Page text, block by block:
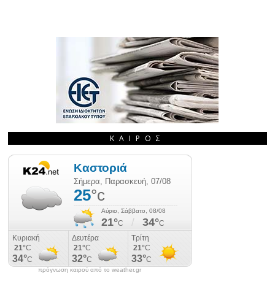
ΚΑΙΡΌΣ
πρόγνωση καιρού από το weather.gr